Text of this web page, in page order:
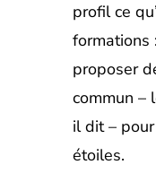
profil ce
formations
proposer
commun –
il dit –
étoiles.